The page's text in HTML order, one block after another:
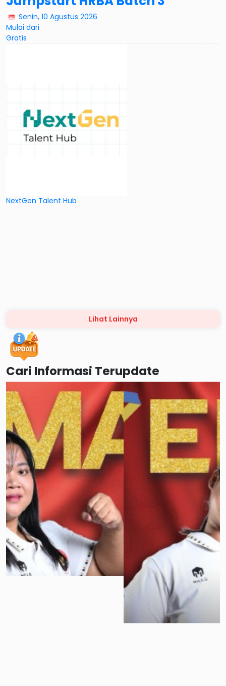
Senin, 10 Agustus 2026
Mulai dari
Gratis
NextGen Talent Hub
Lihat Lainnya
Cari Informasi Terupdate